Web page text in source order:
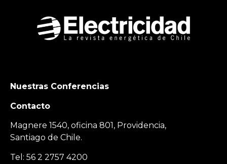
Nuestras Conferencias
Contacto
Magnere 1540, oficina 801, Providencia,
Santiago de Chile.
Tel: 56 2 2757 4200